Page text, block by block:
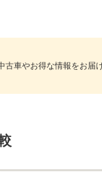
古車やお得な情報をお届